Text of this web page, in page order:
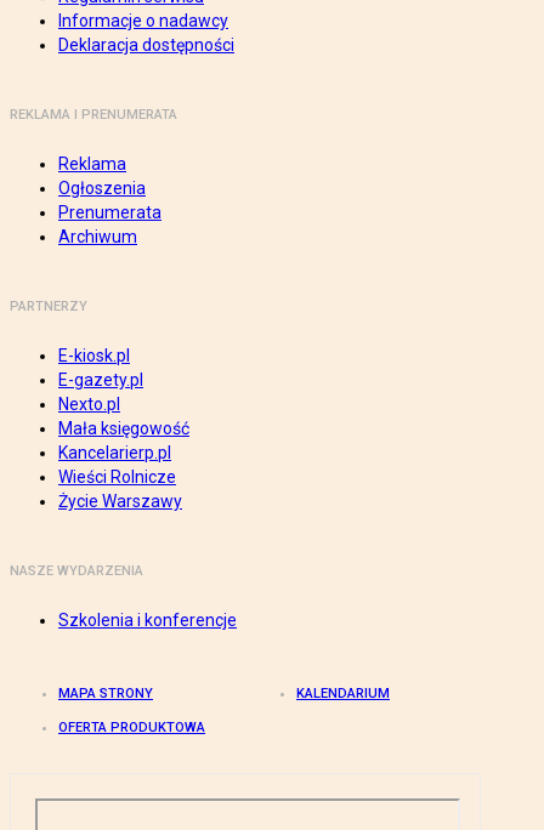
Informacje o nadawcy
Deklaracja dostępności
REKLAMA I PRENUMERATA
Reklama
Ogłoszenia
Prenumerata
Archiwum
PARTNERZY
E-kiosk.pl
E-gazety.pl
Nexto.pl
Mała księgowość
Kancelarierp.pl
Wieści Rolnicze
Życie Warszawy
NASZE WYDARZENIA
Szkolenia i konferencje
MAPA STRONY KALENDARIUM
OFERTA PRODUKTOWA